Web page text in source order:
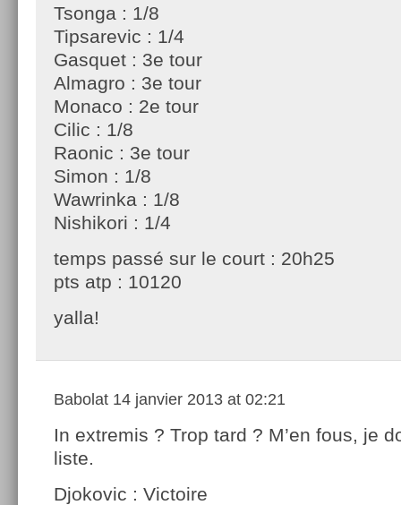
Tsonga : 1/8
Tipsarevic : 1/4
Gasquet : 3e tour
Almagro : 3e tour
Monaco : 2e tour
Cilic : 1/8
Raonic : 3e tour
Simon : 1/8
Wawrinka : 1/8
Nishikori : 1/4
temps passé sur le court : 20h25
pts atp : 10120
yalla!
Babolat 14 janvier 2013 at 02:21
In extremis ? Trop tard ? M’en fous, je
liste.
Djokovic : Victoire